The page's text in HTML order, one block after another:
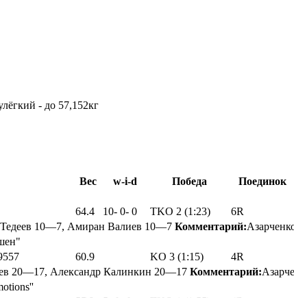
- до 57,152кг
Вес w-i-d Победа Поединок
64.4 10- 0- 0 TKO 2 (1:23) 6R
10—7, Амиран Валиев 10—7 Комментарий:
60.9 KO 3 (1:15) 4R
20—17, Александр Калинкин 20—17 Комментарий: